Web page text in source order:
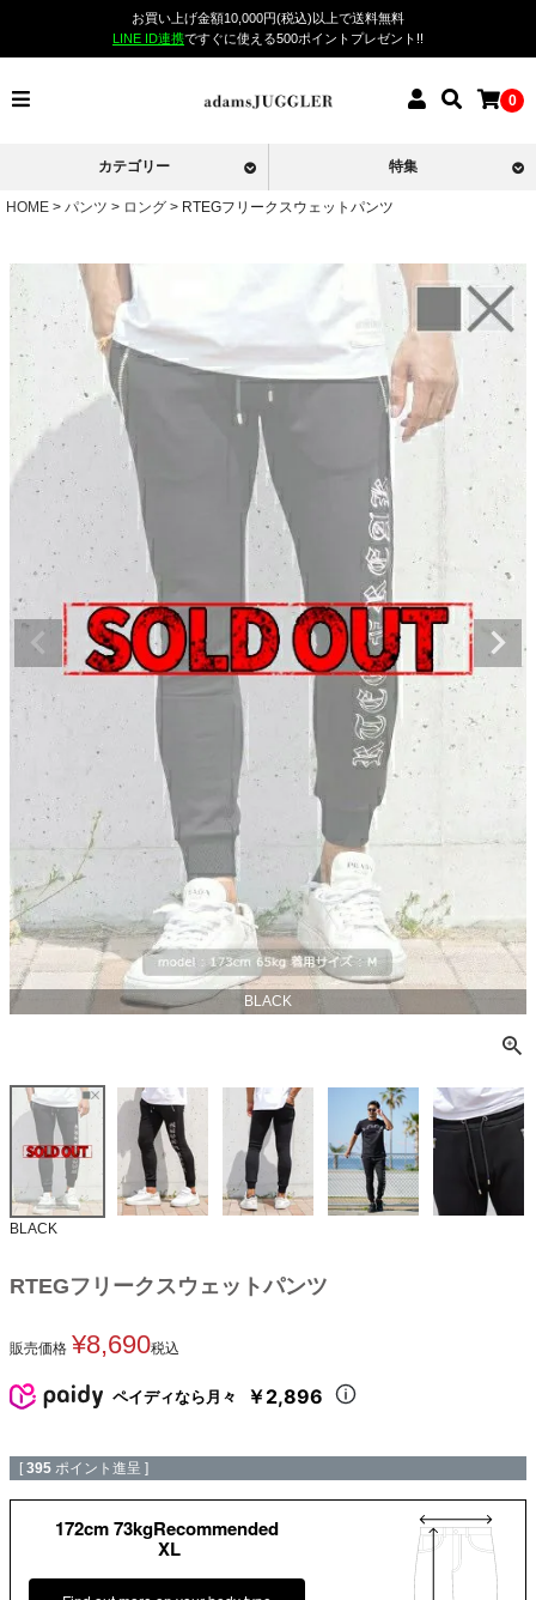
お買い上げ金額10,000円(税込)以上で送料無料
LINE ID連携ですぐに使える500ポイントプレゼント!!
0
カテゴリー 特集
HOME パンツ ロング RTEGフリークスウェットパンツ
BLACK
BLACK
RTEGフリークスウェットパンツ
販売価格 ¥8,690税込
ペイディなら月々 ￥2,896
[ 395 ポイント進呈 ]
172cm 73kgRecommended
XL